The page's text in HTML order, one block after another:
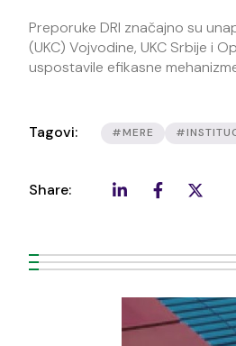
Preporuke DRI značajno su
(UKC) Vojvodine, UKC Srbije i
uspostavile efikasne
Tagovi: #MERE
Share: